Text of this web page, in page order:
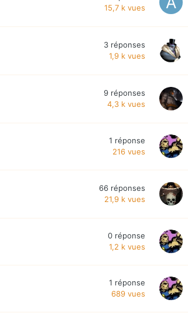
15,7 k vues
3 réponses
1,9 k vues
9 réponses
4,3 k vues
1 réponse
216 vues
66 réponses
21,9 k vues
0 réponse
1,2 k vues
1 réponse
689 vues